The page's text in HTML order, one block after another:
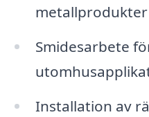
metallprodukter
Smidesarbete
Installation av